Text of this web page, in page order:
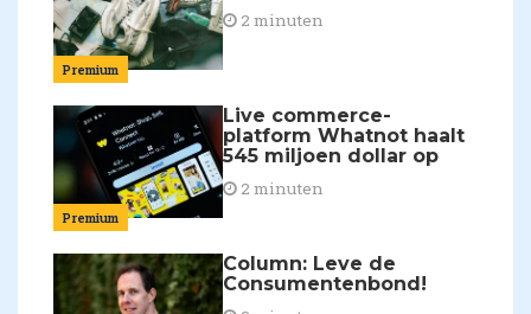
Premium
2 minuten
Premium
Live commerce-
platform Whatnot haalt
545 miljoen dollar op
2 minuten
Column: Leve de
Consumentenbond!